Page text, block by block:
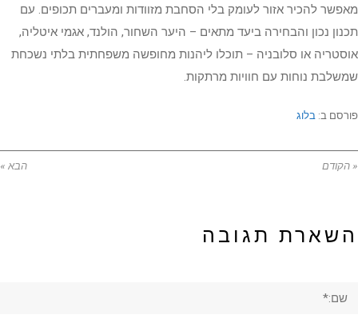
מאפשר להכיר אזור לעומק בלי הסחבת מזוודות ומעברים תכופים. עם
תכנון נכון והבחירה ביעד מתאים – היער השחור, הולנד, אגמי איטליה,
אוסטריה או סלובניה – תוכלו ליהנות מחופשה משפחתית בלתי נשכחת
שמשלבת נוחות עם חוויות מרתקות.
פורסם ב: בלוג
« הקודם הבא »
השארת תגובה